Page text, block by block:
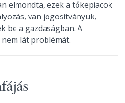
elmondta, ezek a tőkepiacok
van jogosítványuk,
be a gazdaságban. A
lát problémát.